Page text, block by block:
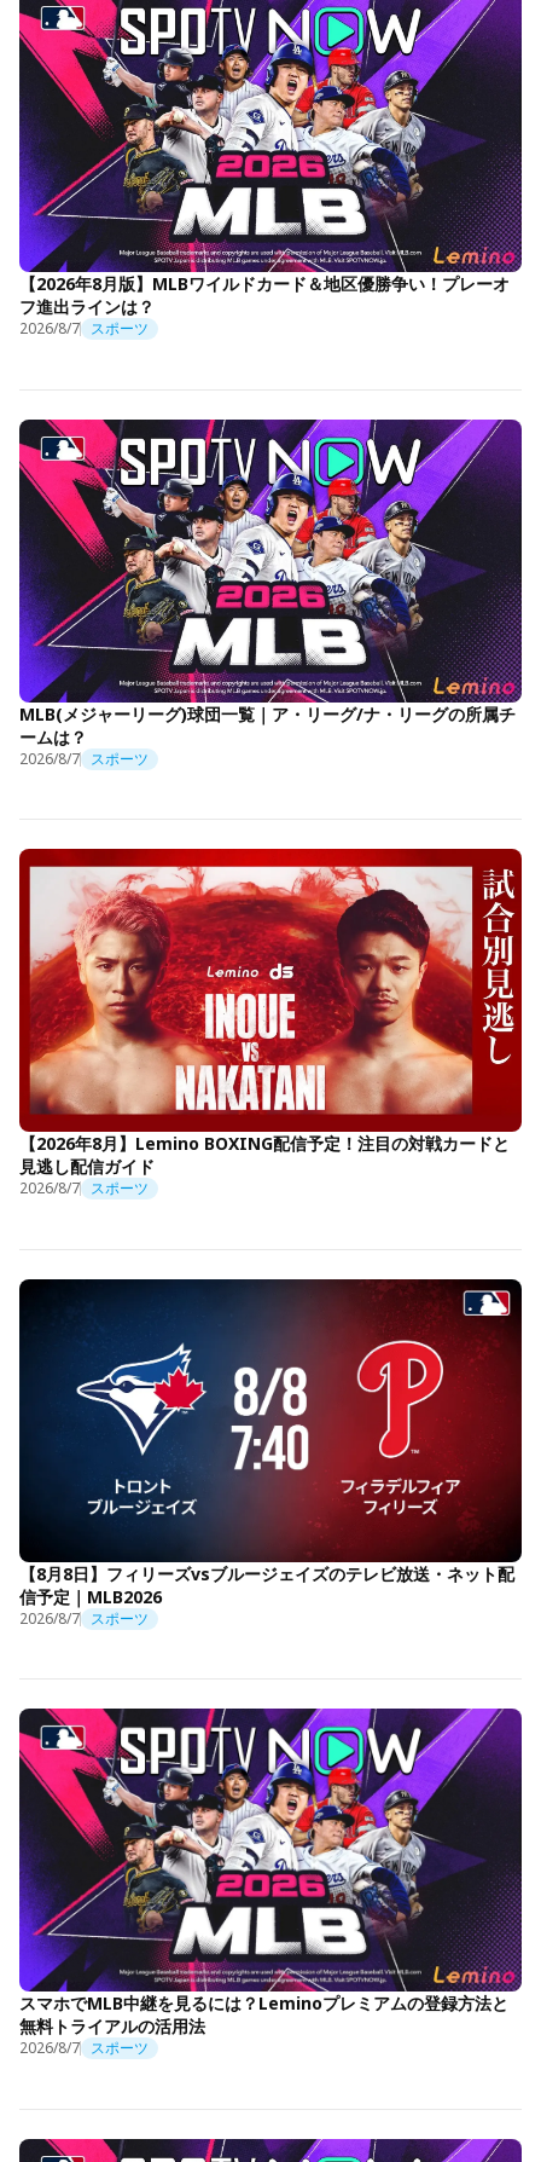
【2026年8月版】MLBワイルドカード＆地区優勝争い！プレーオ
フ進出ラインは？
2026/8/7 スポーツ
MLB(メジャーリーグ)球団一覧｜ア・リーグ/ナ・リーグの所属チ
ームは？
2026/8/7 スポーツ
【2026年8月】Lemino BOXING配信予定！注目の対戦カードと
見逃し配信ガイド
2026/8/7 スポーツ
【8月8日】フィリーズvsブルージェイズのテレビ放送・ネット配
信予定｜MLB2026
2026/8/7 スポーツ
スマホでMLB中継を見るには？Leminoプレミアムの登録方法と
無料トライアルの活用法
2026/8/7 スポーツ